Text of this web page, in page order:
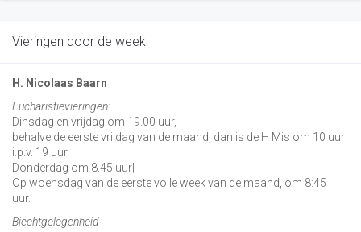
Vieringen door de week
H. Nicolaas Baarn
Eucharistievieringen:
Dinsdag en vrijdag om 19.00 uur,
behalve de eerste vrijdag van de maand, dan is de H Mis om 10 uur
i.p.v. 19 uur
Donderdag om 8.45 uur|
Op woensdag van de eerste volle week van de maand, om 8:45
uur.
Biechtgelegenheid